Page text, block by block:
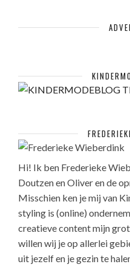
Hi! Ik ben Frederieke
Doutzen en Oliver en de
Misschien ken je mij van
styling is (online)
creatieve content mijn
willen wij je op allerlei
uit jezelf en je gezin te